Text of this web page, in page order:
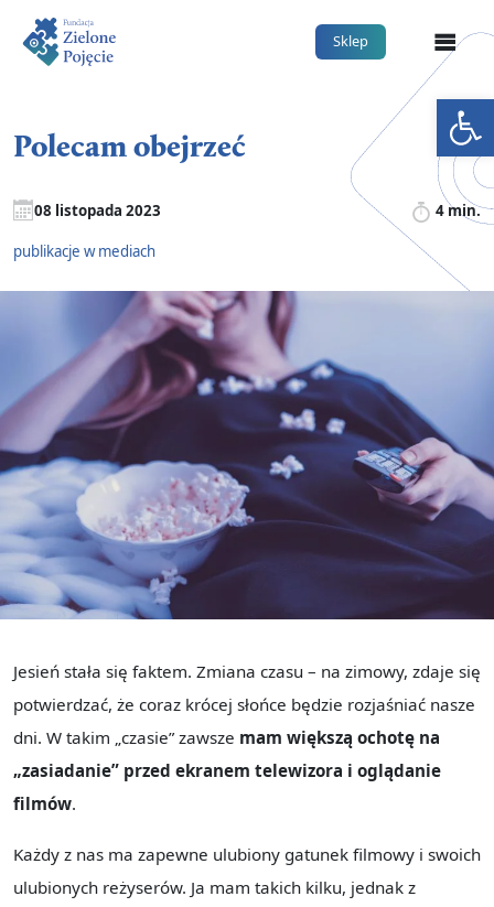
Sklep
Polecam obejrzeć
08 listopada 2023 4 min.
publikacje w mediach
Jesień stała się faktem. Zmiana czasu – na zimowy, zdaje się
potwierdzać, że coraz krócej słońce będzie rozjaśniać nasze
dni. W takim „czasie” zawsze mam większą ochotę na
„zasiadanie” przed ekranem telewizora i oglądanie
filmów.
Każdy z nas ma zapewne ulubiony gatunek filmowy i swoich
ulubionych reżyserów. Ja mam takich kilku, jednak z